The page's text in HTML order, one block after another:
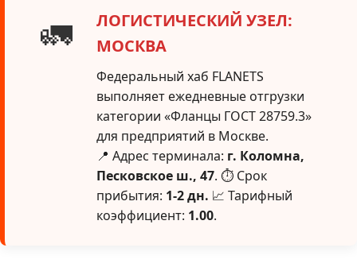
🚛
ЛОГИСТИЧЕСКИЙ УЗЕЛ:
МОСКВА
Федеральный хаб FLANETS
выполняет ежедневные отгрузки
категории «Фланцы ГОСТ 28759.3»
для предприятий в Москве.
📍 Адрес терминала: г. Коломна,
Песковское ш., 47. ⏱ Срок
прибытия: 1-2 дн. 📈 Тарифный
коэффициент: 1.00.